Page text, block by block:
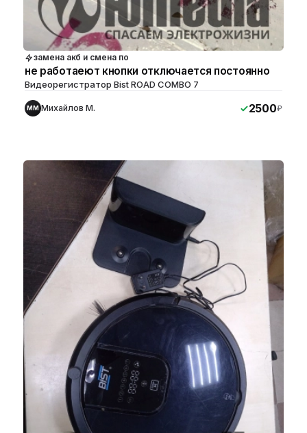
замена акб и смена по
не работаеют кнопки отключается постоянно
Видеорегистратор Bist ROAD COMBO 7
ММ Михайлов М. 2500₽